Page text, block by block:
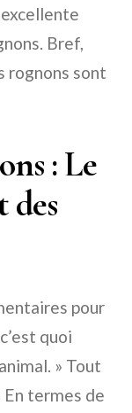
Bref,
rognons sont
: Le
des
pour
quoi
» Tout
En termes de